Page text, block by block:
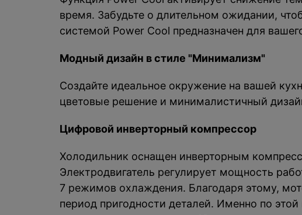
время. Забудьте о длительном ожидании,
системой Power Cool предназначен для
Модный дизайн в стиле "Минимализм"
Создайте идеальное окружение на вашей
цветовые решение и минималистичный
Цифровой инверторный компрессор
Холодильник оснащен инверторным
Электродвигатель регулирует мощность
7 режимов охлаждения. Благодаря этому,
период пригодности деталей. Именно по